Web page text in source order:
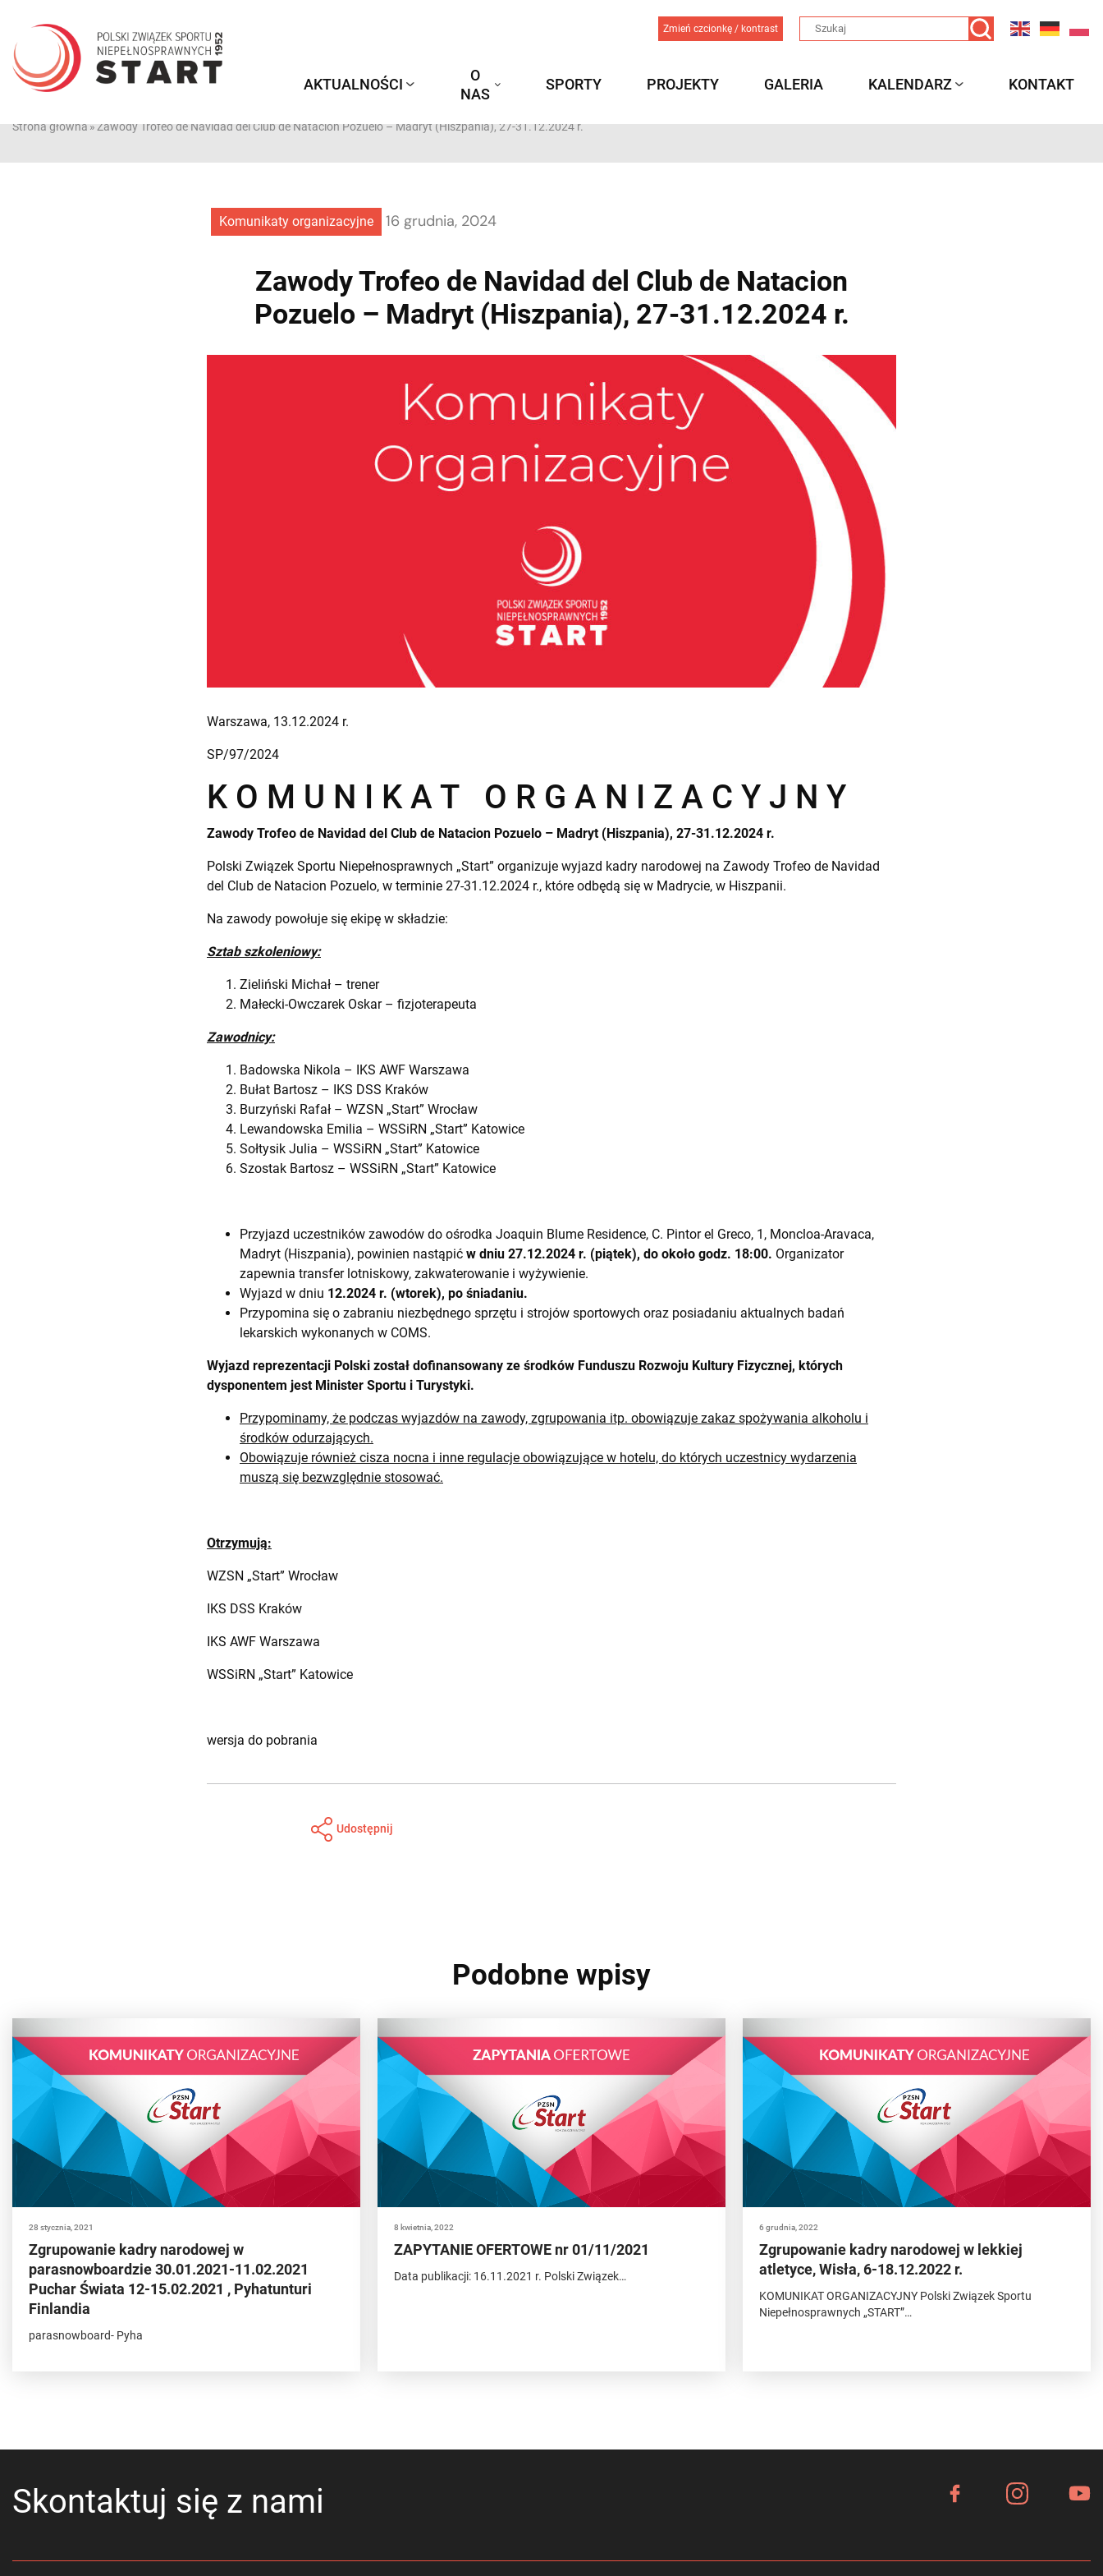
treści
Zmień czcionkę / kontrast
AKTUALNOŚCI
O
NAS
SPORTY PROJEKTY GALERIA KALENDARZ KONTAKT
Strona główna»Zawody Trofeo de Navidad del Club de Natacion Pozuelo – Madryt (Hiszpania), 27-31.12.2024 r.
Komunikaty organizacyjne 16 grudnia, 2024
Zawody Trofeo de Navidad del Club de Natacion
Pozuelo – Madryt (Hiszpania), 27-31.12.2024 r.
Warszawa, 13.12.2024 r.
SP/97/2024
K O M U N I K A T O R G A N I Z A C Y J N Y
Zawody Trofeo de Navidad del Club de Natacion Pozuelo – Madryt (Hiszpania), 27-31.12.2024 r.
Polski Związek Sportu Niepełnosprawnych „Start” organizuje wyjazd kadry narodowej na Zawody Trofeo de Navidad
del Club de Natacion Pozuelo, w terminie 27-31.12.2024 r., które odbędą się w Madrycie, w Hiszpanii.
Na zawody powołuje się ekipę w składzie:
Sztab szkoleniowy:
Zieliński Michał – trener
Małecki-Owczarek Oskar – fizjoterapeuta
Zawodnicy:
Badowska Nikola – IKS AWF Warszawa
Bułat Bartosz – IKS DSS Kraków
Burzyński Rafał – WZSN „Start” Wrocław
Lewandowska Emilia – WSSiRN „Start” Katowice
Sołtysik Julia – WSSiRN „Start” Katowice
Szostak Bartosz – WSSiRN „Start” Katowice
Przyjazd uczestników zawodów do ośrodka Joaquin Blume Residence, C. Pintor el Greco, 1, Moncloa-Aravaca,
Madryt (Hiszpania), powinien nastąpić w dniu 27.12.2024 r. (piątek), do około godz. 18:00. Organizator
zapewnia transfer lotniskowy, zakwaterowanie i wyżywienie.
Wyjazd w dniu 12.2024 r. (wtorek), po śniadaniu.
Przypomina się o zabraniu niezbędnego sprzętu i strojów sportowych oraz posiadaniu aktualnych badań
lekarskich wykonanych w COMS.
Wyjazd reprezentacji Polski został dofinansowany ze środków Funduszu Rozwoju Kultury Fizycznej, których
dysponentem jest Minister Sportu i Turystyki.
Przypominamy, że podczas wyjazdów na zawody, zgrupowania itp. obowiązuje zakaz spożywania alkoholu i
środków odurzających.
Obowiązuje również cisza nocna i inne regulacje obowiązujące w hotelu, do których uczestnicy wydarzenia
muszą się bezwzględnie stosować.
Otrzymują:
WZSN „Start” Wrocław
IKS DSS Kraków
IKS AWF Warszawa
WSSiRN „Start” Katowice
wersja do pobrania
Udostępnij
Podobne wpisy
28 stycznia, 2021
Zgrupowanie kadry narodowej w
parasnowboardzie 30.01.2021-11.02.2021
Puchar Świata 12-15.02.2021 , Pyhatunturi
Finlandia
parasnowboard- Pyha
8 kwietnia, 2022
ZAPYTANIE OFERTOWE nr 01/11/2021
Data publikacji: 16.11.2021 r. Polski Związek…
6 grudnia, 2022
Zgrupowanie kadry narodowej w lekkiej
atletyce, Wisła, 6-18.12.2022 r.
KOMUNIKAT ORGANIZACYJNY Polski Związek Sportu
Niepełnosprawnych „START”…
Skontaktuj się z nami